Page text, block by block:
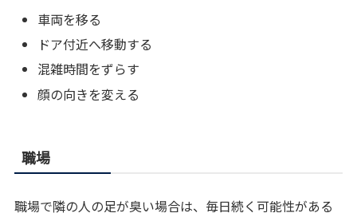
車両を移る
ドア付近へ移動する
混雑時間をずらす
顔の向きを変える
職場
職場で隣の人の足が臭い場合は、毎日続く可能性がある